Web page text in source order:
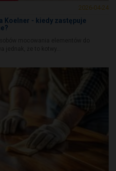
2026-04-24
Koelner - kiedy zastępuje